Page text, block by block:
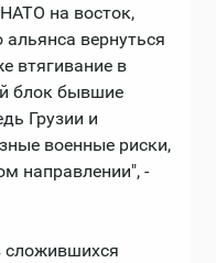
на восток,
альянса вернуться
втягивание в
блок бывшие
Грузии и
военные риски,
направлении", -
сложившихся